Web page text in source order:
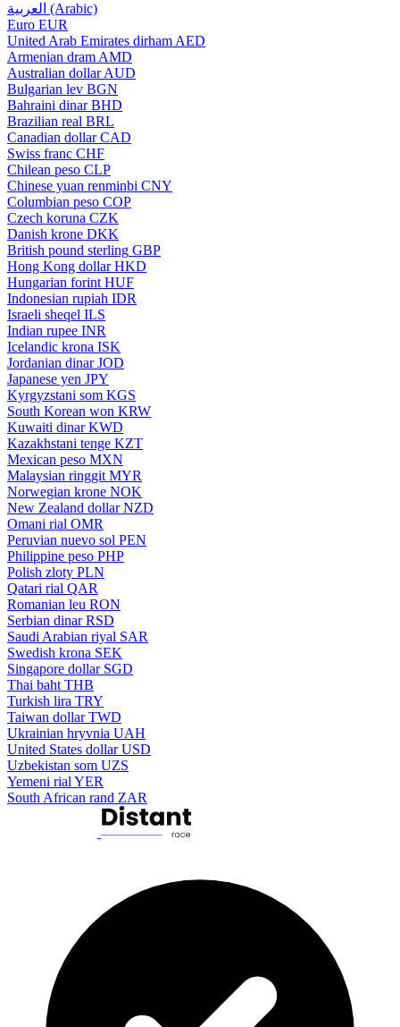
العربية (Arabic)
Euro EUR
United Arab Emirates dirham AED
Armenian dram AMD
Australian dollar AUD
Bulgarian lev BGN
Bahraini dinar BHD
Brazilian real BRL
Canadian dollar CAD
Swiss franc CHF
Chilean peso CLP
Chinese yuan renminbi CNY
Columbian peso COP
Czech koruna CZK
Danish krone DKK
British pound sterling GBP
Hong Kong dollar HKD
Hungarian forint HUF
Indonesian rupiah IDR
Israeli sheqel ILS
Indian rupee INR
Icelandic krona ISK
Jordanian dinar JOD
Japanese yen JPY
Kyrgyzstani som KGS
South Korean won KRW
Kuwaiti dinar KWD
Kazakhstani tenge KZT
Mexican peso MXN
Malaysian ringgit MYR
Norwegian krone NOK
New Zealand dollar NZD
Omani rial OMR
Peruvian nuevo sol PEN
Philippine peso PHP
Polish zloty PLN
Qatari rial QAR
Romanian leu RON
Serbian dinar RSD
Saudi Arabian riyal SAR
Swedish krona SEK
Singapore dollar SGD
Thai baht THB
Turkish lira TRY
Taiwan dollar TWD
Ukrainian hryvnia UAH
United States dollar USD
Uzbekistan som UZS
Yemeni rial YER
South African rand ZAR